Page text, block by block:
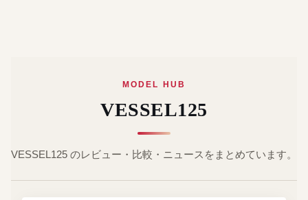
MODEL HUB
VESSEL125
VESSEL125 のレビュー・比較・ニュースをまとめています。